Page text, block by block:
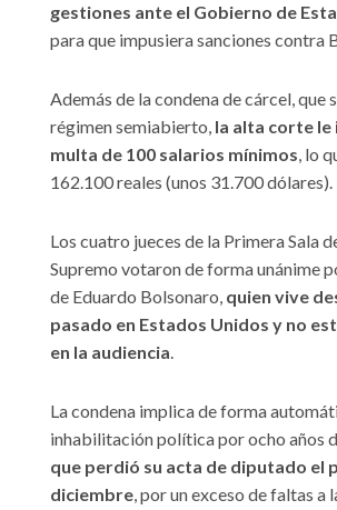
gestiones ante el Gobierno de
para que impusiera sanciones contra
Además de la condena de cárcel, que
régimen semiabierto, la alta corte le
multa de 100 salarios mínimos, lo
162.100 reales (unos 31.700 dólares).
Los cuatro jueces de la Primera Sala
Supremo votaron de forma unánime
de Eduardo Bolsonaro, quien vive
pasado en Estados Unidos y no
en la audiencia.
La condena implica de forma
inhabilitación política por ocho años
que perdió su acta de diputado el
diciembre, por un exceso de faltas a